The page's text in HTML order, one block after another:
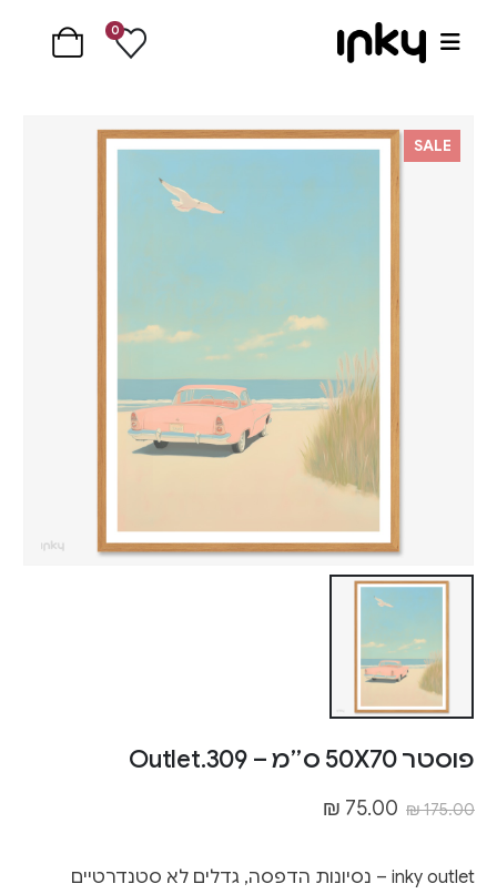
0
SALE
פוסטר 50X70 ס״מ – Outlet.309
₪175.00
₪ 75.00
inky outlet – נסיונות הדפסה, גדלים לא סטנדרטיים